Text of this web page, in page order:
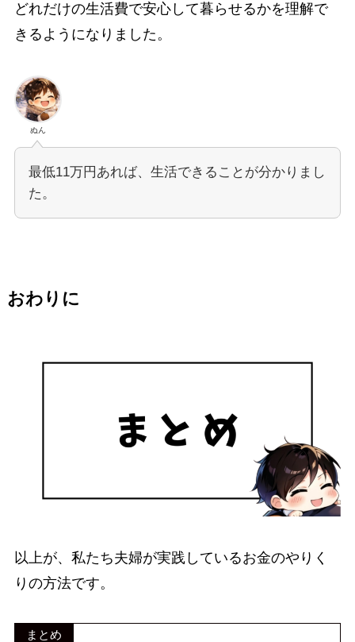
どれだけの生活費で安心して暮らせるかを理解で
きるようになりました。
ぬん
最低11万円あれば、生活できることが分かりまし
た。
おわりに
以上が、私たち夫婦が実践しているお金のやりく
りの方法です。
まとめ